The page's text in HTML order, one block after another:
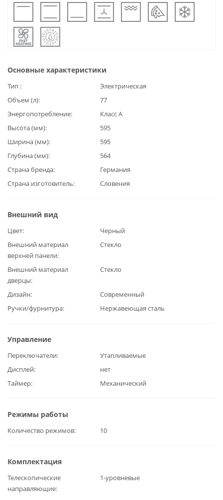
Основные характеристики
Тип
Электрическая
Объем (л)
77
Энергопотребление
Класс А
Высота (мм)
595
Ширина (мм)
595
Глубина (мм)
564
Страна бренда
Германия
Страна изготовитель
Словения
Внешний вид
Цвет
Черный
Внешний материал
верхней панели
Стекло
Внешний материал
дверцы
Стекло
Дизайн
Современный
Ручки/фурнитура
Нержавеющая сталь
Управление
Переключатели
Утапливаемые
Дисплей
нет
Таймер
Механический
Режимы работы
Количество режимов 10
Комплектация
Телескопические
направляющие
1-уровневые